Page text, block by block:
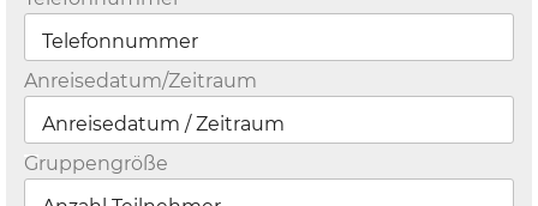
Anreisedatum/Zeitraum
Gruppengröße